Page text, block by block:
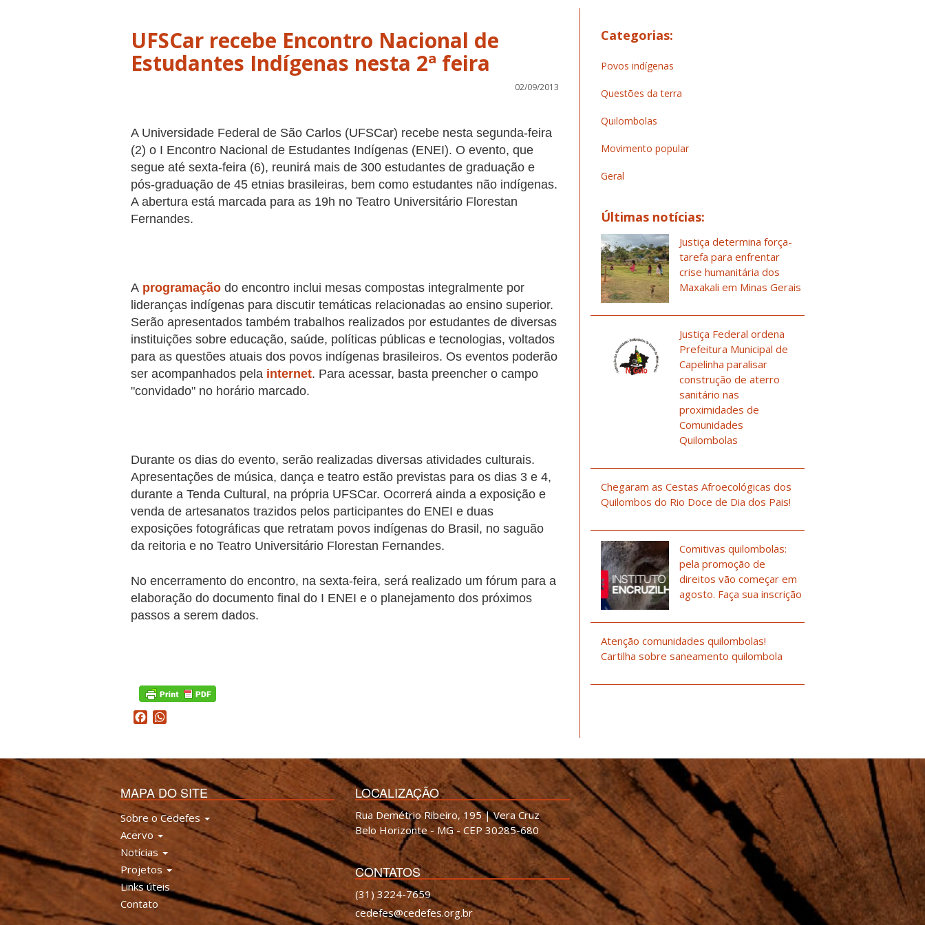
UFSCar recebe Encontro Nacional de
Estudantes Indígenas nesta 2ª feira
02/09/2013
A Universidade Federal de São Carlos (UFSCar) recebe nesta segunda-feira
(2) o I Encontro Nacional de Estudantes Indígenas (ENEI). O evento, que
segue até sexta-feira (6), reunirá mais de 300 estudantes de graduação e
pós-graduação de 45 etnias brasileiras, bem como estudantes não indígenas.
A abertura está marcada para as 19h no Teatro Universitário Florestan
Fernandes.
A programação do encontro inclui mesas compostas integralmente por
lideranças indígenas para discutir temáticas relacionadas ao ensino superior.
Serão apresentados também trabalhos realizados por estudantes de diversas
instituições sobre educação, saúde, políticas públicas e tecnologias, voltados
para as questões atuais dos povos indígenas brasileiros. Os eventos poderão
ser acompanhados pela internet. Para acessar, basta preencher o campo
"convidado" no horário marcado.
Durante os dias do evento, serão realizadas diversas atividades culturais.
Apresentações de música, dança e teatro estão previstas para os dias 3 e 4,
durante a Tenda Cultural, na própria UFSCar. Ocorrerá ainda a exposição e
venda de artesanatos trazidos pelos participantes do ENEI e duas
exposições fotográficas que retratam povos indígenas do Brasil, no saguão
da reitoria e no Teatro Universitário Florestan Fernandes.
No encerramento do encontro, na sexta-feira, será realizado um fórum para a
elaboração do documento final do I ENEI e o planejamento dos próximos
passos a serem dados.
Facebook
Categorias:
Povos indígenas
Questões da terra
Quilombolas
Movimento popular
Geral
Últimas notícias:
Justiça determina força-
tarefa para enfrentar
crise humanitária dos
Maxakali em Minas Gerais
Justiça Federal ordena
Prefeitura Municipal de
Capelinha paralisar
construção de aterro
sanitário nas
proximidades de
Comunidades
Quilombolas
Chegaram as Cestas Afroecológicas dos
Quilombos do Rio Doce de Dia dos Pais!
Comitivas quilombolas:
pela promoção de
direitos vão começar em
agosto. Faça sua inscrição
Atenção comunidades quilombolas!
Cartilha sobre saneamento quilombola
MAPA DO SITE
Sobre o Cedefes
Acervo
Notícias
Projetos
Links úteis
Contato
LOCALIZAÇÃO
Rua Demétrio Ribeiro, 195 | Vera Cruz
Belo Horizonte - MG - CEP 30285-680
CONTATOS
(31) 3224-7659
cedefes@cedefes.org.br